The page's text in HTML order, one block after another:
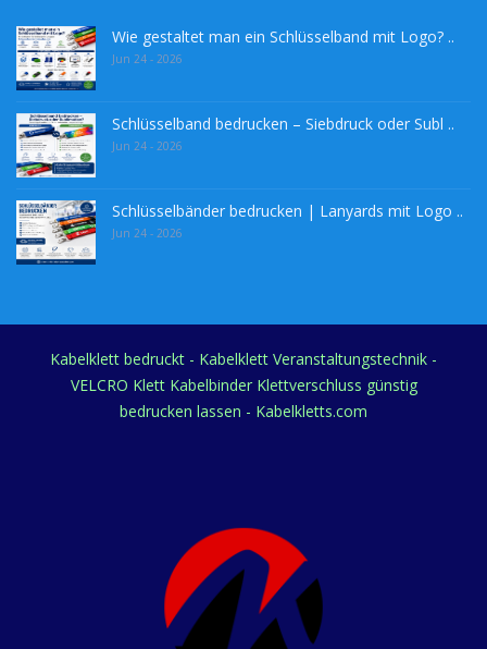
Wie gestaltet man ein Schlüsselband mit Logo? ..
Jun 24 - 2026
Schlüsselband bedrucken – Siebdruck oder Subl ..
Jun 24 - 2026
Schlüsselbänder bedrucken | Lanyards mit Logo ..
Jun 24 - 2026
Kabelklett bedruckt - Kabelklett Veranstaltungstechnik -
VELCRO Klett Kabelbinder Klettverschluss günstig
bedrucken lassen - Kabelkletts.com